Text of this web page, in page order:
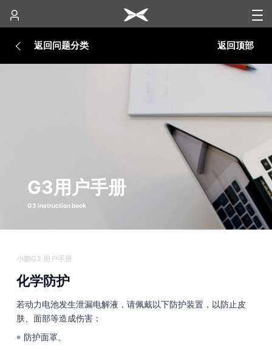
返回问题分类 返回顶部
G3用户手册
G3 instruction book
小鹏G3 用户手册
化学防护
若动力电池发生泄漏电解液，请佩戴以下防护装置，以防止皮
肤、面部等造成伤害：
● 防护面罩。